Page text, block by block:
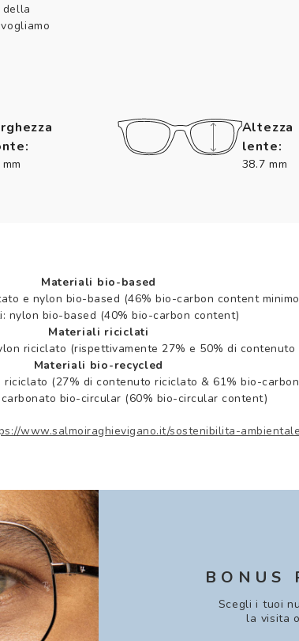
Altezza
lente:
38.7 mm
Materiali bio-based
e nylon bio-based (46% bio-carbon content
nylon bio-based (40% bio-carbon content)
Materiali riciclati
riciclato (rispettivamente 27% e 50% di contenuto
Materiali bio-recycled
(27% di contenuto riciclato & 61% bio-
bio-circular (60% bio-circular content)
www.salmoiraghievigano.it/sostenibilita-ambientale
BONUS
Scegli i tuoi
la visita